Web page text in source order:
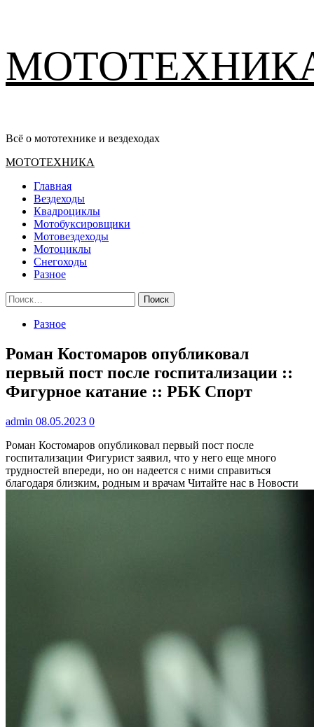
содержимому
Всё о мототехнике и вездеходах
Основное
МОТОТЕХНИКА
Главная
Вездеходы
Квадроциклы
Мотобуксировщики
Мотовездеходы
Мотоциклы
Снегоходы
Разное
Найти:
Разное
Роман Костомаров опубликовал
первый пост после госпитализации ::
Фигурное катание :: РБК Спорт
admin 08.05.2023 0
Роман Костомаров опубликовал первый пост после
госпитализации Фигурист заявил, что у него еще много
трудностей впереди, но он надеется с ними справиться
благодаря близким, родным и врачам Читайте нас в Новости